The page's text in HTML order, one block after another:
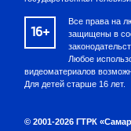
16+
Все права на
защищены в
Любое
видеоматериалов
Для детей старше 16 лет.
© 2001-2026 ГТРК